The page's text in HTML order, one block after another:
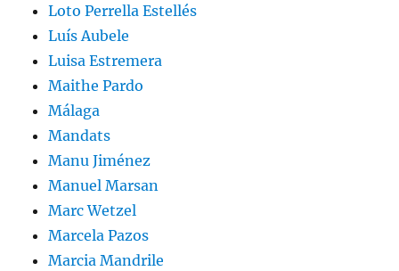
Loto Perrella Estellés
Luís Aubele
Luisa Estremera
Maithe Pardo
Málaga
Mandats
Manu Jiménez
Manuel Marsan
Marc Wetzel
Marcela Pazos
Marcia Mandrile